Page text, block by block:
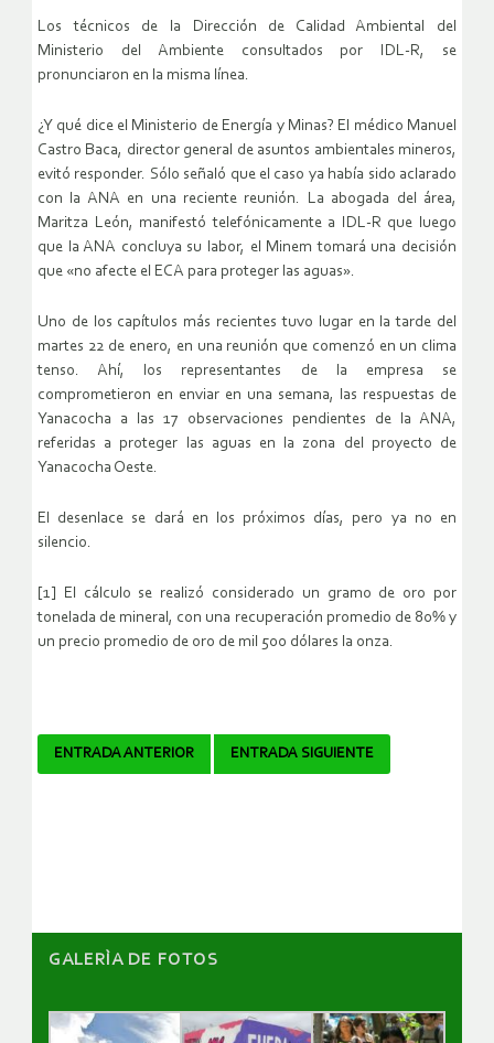
Los técnicos de la Dirección de Calidad Ambiental del
Ministerio del Ambiente consultados por IDL-R, se
pronunciaron en la misma línea.
¿Y qué dice el Ministerio de Energía y Minas? El médico Manuel
Castro Baca, director general de asuntos ambientales mineros,
evitó responder. Sólo señaló que el caso ya había sido aclarado
con la ANA en una reciente reunión. La abogada del área,
Maritza León, manifestó telefónicamente a IDL-R que luego
que la ANA concluya su labor, el Minem tomará una decisión
que «no afecte el ECA para proteger las aguas».
Uno de los capítulos más recientes tuvo lugar en la tarde del
martes 22 de enero, en una reunión que comenzó en un clima
tenso. Ahí, los representantes de la empresa se
comprometieron en enviar en una semana, las respuestas de
Yanacocha a las 17 observaciones pendientes de la ANA,
referidas a proteger las aguas en la zona del proyecto de
Yanacocha Oeste.
El desenlace se dará en los próximos días, pero ya no en
silencio.
[1] El cálculo se realizó considerado un gramo de oro por
tonelada de mineral, con una recuperación promedio de 80% y
un precio promedio de oro de mil 500 dólares la onza.
Navegador
ENTRADA ANTERIOR ENTRADA SIGUIENTE
GALERÌA DE FOTOS